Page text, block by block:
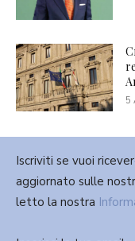
5
Iscriviti se vuoi
aggiornato sulle
letto la nostra